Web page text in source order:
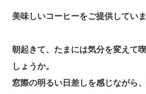
美味しいコーヒーをご提供していま
朝起きて、たまには気分を変えて
しょうか。
窓際の明るい日差しを感じながら